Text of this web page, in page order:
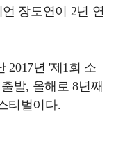
장도연이 2년 연
2017년 '제1회 소
발, 올해로 8년째
티벌이다.